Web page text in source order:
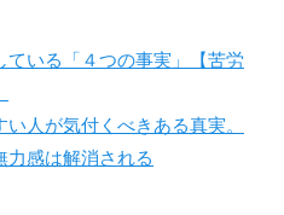
ている「４つの事実」【苦労
人が気付くべきある真実。
力感は解消される